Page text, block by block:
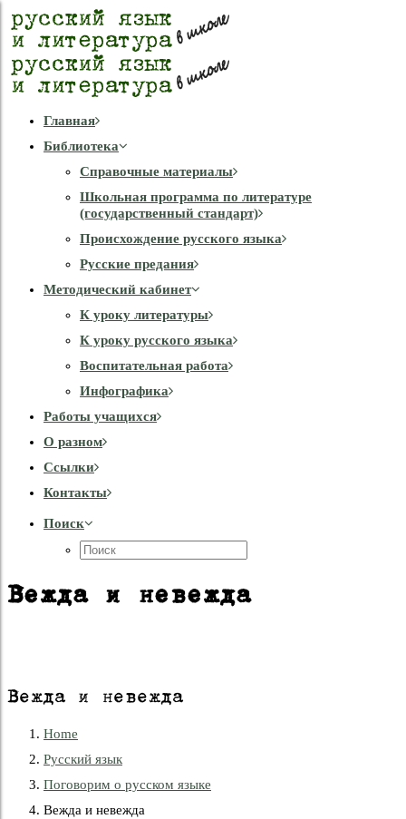
Главная
Библиотека
Справочные материалы
Школьная программа по литературе
(государственный стандарт)
Происхождение русского языка
Русские предания
Методический кабинет
К уроку литературы
К уроку русского языка
Воспитательная работа
Инфографика
Работы учащихся
О разном
Cсылки
Контакты
Поиск
Вежда и невежда
Вежда и невежда
Home
Русский язык
Поговорим о русском языке
Вежда и невежда